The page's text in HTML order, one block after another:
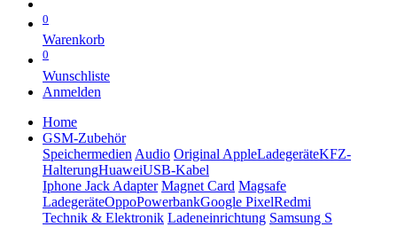
0
Warenkorb
0
Wunschliste
Anmelden
Home
GSM-Zubehör
Speichermedien Audio Original AppleLadegeräteKFZ-
HalterungHuaweiUSB-Kabel
Iphone Jack Adapter Magnet Card Magsafe
LadegeräteOppoPowerbankGoogle PixelRedmi
Technik & Elektronik Ladeneinrichtung Samsung S